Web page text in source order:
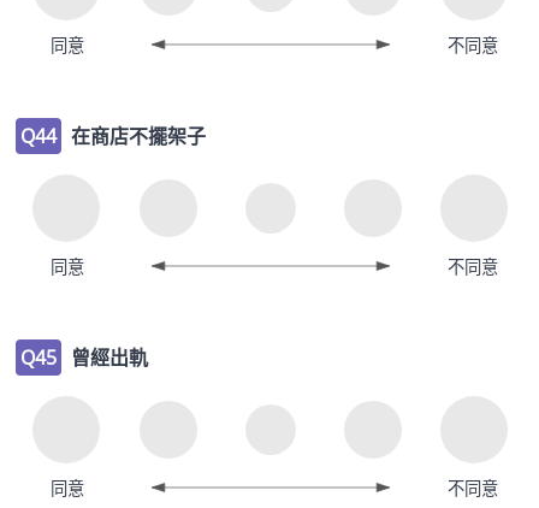
同意 不同意
Q44 在商店不擺架子
同意 不同意
Q45 曾經出軌
同意 不同意